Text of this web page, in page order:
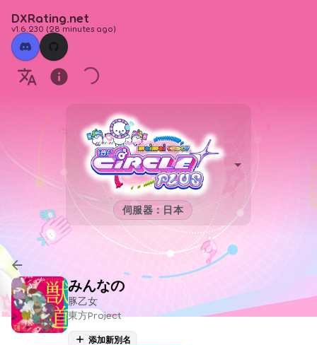
DXRating.net
v1.6.230 (28 minutes ago)
伺服器：日本
みんなの
豚乙女
東方Project
添加新別名